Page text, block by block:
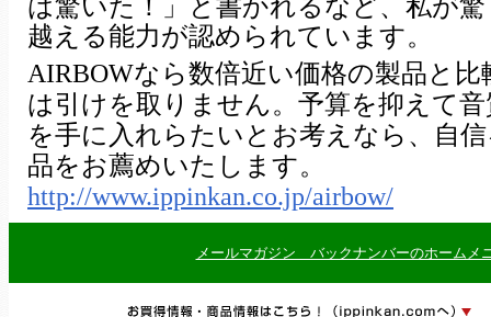
は驚いた！」と書かれるなど、私が
越える能力が認められています。
AIRBOWなら数倍近い価格の製品と
は引けを取りません。予算を抑えて
を手に入れらたいとお考えなら、自
品をお薦めいたします。
http://www.ippinkan.co.jp/airbow/
メールマガジン バックナンバーのホームメ